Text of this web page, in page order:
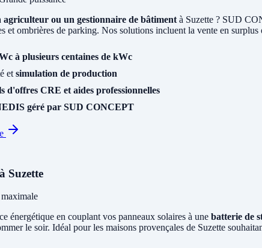
agriculteur ou un gestionnaire de bâtiment à Suzette ? SUD
et ombrières de parking. Nos solutions incluent la vente en
à plusieurs centaines de kWc
et simulation de production
d'offres CRE et aides professionnelles
géré par SUD CONCEPT
Suzette
énergétique en couplant vos panneaux solaires à une batterie de
le soir. Idéal pour les maisons provençales de Suzette